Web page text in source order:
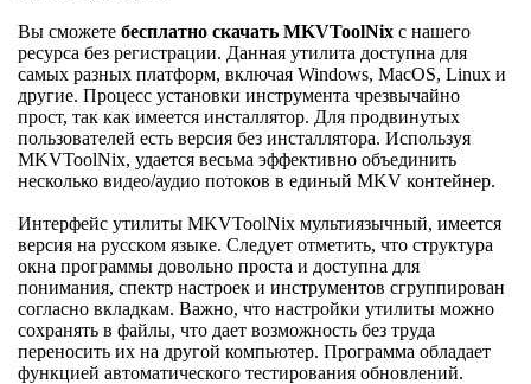
Вы сможете бесплатно скачать MKVToolNix с нашего
ресурса без регистрации. Данная утилита доступна для
самых разных платформ, включая Windows, MacOS, Linux и
другие. Процесс установки инструмента чрезвычайно
прост, так как имеется инсталлятор. Для продвинутых
пользователей есть версия без инсталлятора. Используя
MKVToolNix, удается весьма эффективно объединить
несколько видео/аудио потоков в единый MKV контейнер.
Интерфейс утилиты MKVToolNix мультиязычный, имеется
версия на русском языке. Следует отметить, что структура
окна программы довольно проста и доступна для
понимания, спектр настроек и инструментов сгруппирован
согласно вкладкам. Важно, что настройки утилиты можно
сохранять в файлы, что дает возможность без труда
переносить их на другой компьютер. Программа обладает
функцией автоматического тестирования обновлений.